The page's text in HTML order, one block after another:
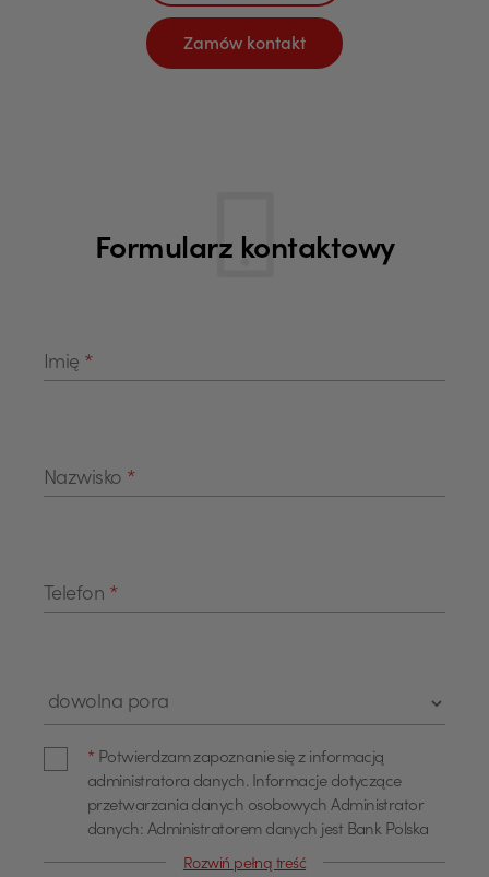
Zamów kontakt
Formularz kontaktowy
Imię *
Nazwisko *
Telefon *
* Potwierdzam zapoznanie się z informacją
administratora danych. Informacje dotyczące
przetwarzania danych osobowych Administrator
danych: Administratorem danych jest Bank Polska
Kasa Opieki Spółka Akcyjna z siedzibą w Warszawie,
Rozwiń pełną treść